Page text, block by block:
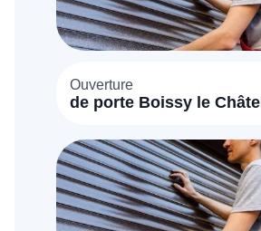
Ouverture
de porte Boissy le Châtel